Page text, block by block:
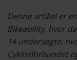
Denne artikel er
Bikeability, hvor
14 undersøgte,
Cyklistforbundet